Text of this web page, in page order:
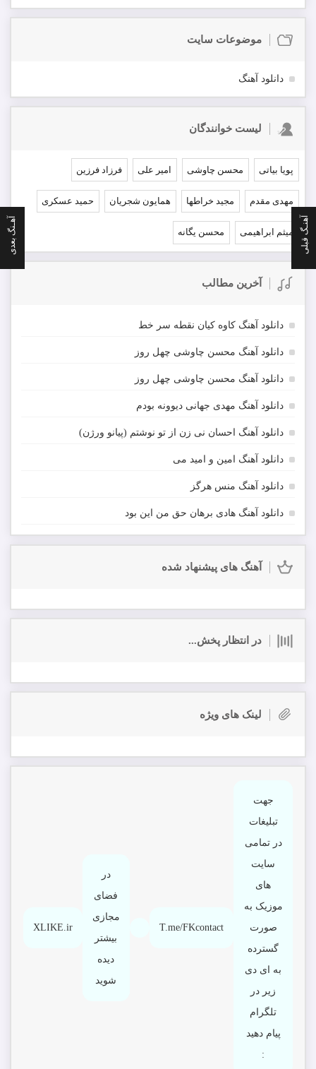
آهنـگ قبلی آهـنگ بعدی
موضوعات سایت
دانلود آهنگ
لیست خوانندگان
پویا بیاتی محسن چاوشی امیر علی فرزاد فرزین
مهدی مقدم مجید خراطها همایون شجریان حمید عسکری
میثم ابراهیمی محسن یگانه
آخرین مطالب
دانلود آهنگ کاوه کیان نقطه سر خط
دانلود آهنگ محسن چاوشی چهل روز
دانلود آهنگ محسن چاوشی چهل روز
دانلود آهنگ مهدی جهانی دیوونه بودم
دانلود آهنگ احسان نی زن از تو نوشتم (پیانو ورژن)
دانلود آهنگ امین و امید می
دانلود آهنگ منس هرگز
دانلود آهنگ هادی برهان حق من این بود
آهنگ های پیشنهاد شده
در انتظار پخش...
لینک های ویژه
جهت
تبلیغات
در تمامی
سایت
های
موزیک به
صورت
گسترده
به ای دی
زیر در
تلگرام
پیام دهید
:
T.me/FKcontact
در
فضای
مجازی
بیشتر
دیده
شوید
XLIKE.ir